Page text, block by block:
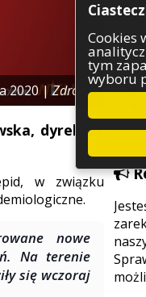
2020 |Zdrowie
dyrektor
w związku
nowe
Na terenie
się wczoraj
Cookies
tym
wyboru